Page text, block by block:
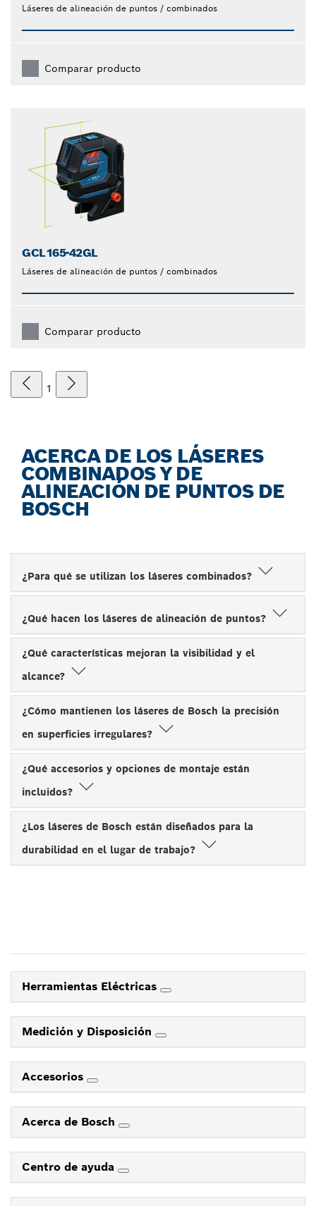
Láseres de alineación de puntos / combinados
Comparar producto
GCL165-42GL
Láseres de alineación de puntos / combinados
Comparar producto
1
ACERCA DE LOS LÁSERES
COMBINADOS Y DE
ALINEACIÓN DE PUNTOS DE
BOSCH
¿Para qué se utilizan los láseres combinados?
¿Qué hacen los láseres de alineación de puntos?
¿Qué características mejoran la visibilidad y el
alcance?
¿Cómo mantienen los láseres de Bosch la precisión
en superficies irregulares?
¿Qué accesorios y opciones de montaje están
incluidos?
¿Los láseres de Bosch están diseñados para la
durabilidad en el lugar de trabajo?
Herramientas Eléctricas
Medición y Disposición
Accesorios
Acerca de Bosch
Centro de ayuda